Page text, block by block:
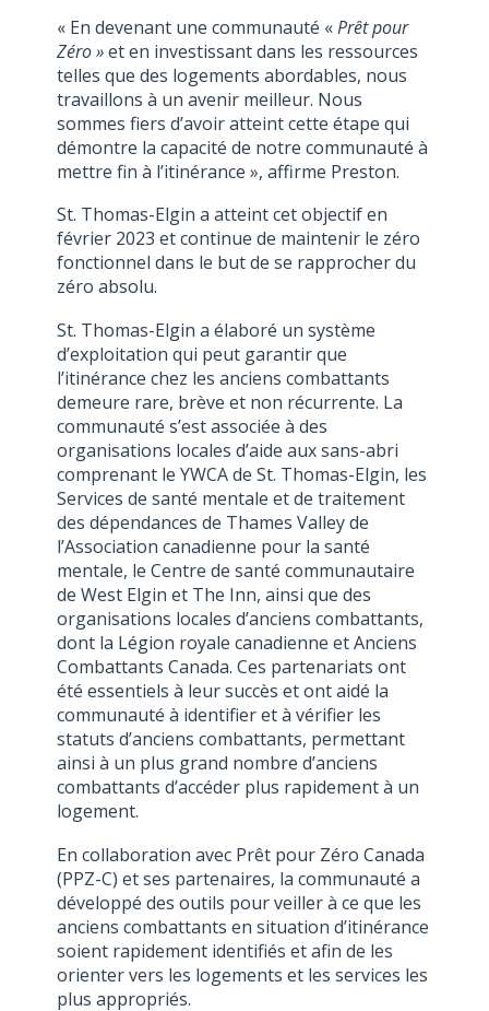
« En devenant une communauté «Prêt pour
Zéro»et en investissant dans les ressources
telles que des logements abordables, nous
travaillons à un avenir meilleur. Nous
sommes fiers d’avoir atteint cette étape qui
démontre la capacité de notre communauté à
mettre fin à l’itinérance », affirme Preston.
St. Thomas-Elgin a atteint cet objectif en
février 2023 et continue de maintenir le zéro
fonctionnel dans le but de se rapprocher du
zéro absolu.
St. Thomas-Elgin a élaboré un système
d’exploitation qui peut garantir que
l’itinérance chez les anciens combattants
demeure rare, brève et non récurrente. La
communauté s’est associée à des
organisations locales d’aide aux sans-abri
comprenant le YWCA de St. Thomas-Elgin, les
Services de santé mentale et de traitement
des dépendances de Thames Valley de
l’Association canadienne pour la santé
mentale, le Centre de santé communautaire
de West Elgin et The Inn, ainsi que des
organisations locales d’anciens combattants,
dont la Légion royale canadienne et Anciens
Combattants Canada. Ces partenariats ont
été essentiels à leur succès et ont aidé la
communauté à identifier et à vérifier les
statuts d’anciens combattants, permettant
ainsi à un plus grand nombre d’anciens
combattants d’accéder plus rapidement à un
logement.
En collaboration avec Prêt pour Zéro Canada
(PPZ-C) et ses partenaires, la communauté a
développé des outils pour veiller à ce que les
anciens combattants en situation d’itinérance
soient rapidement identifiés et afin de les
orienter vers les logements et les services les
plus appropriés.